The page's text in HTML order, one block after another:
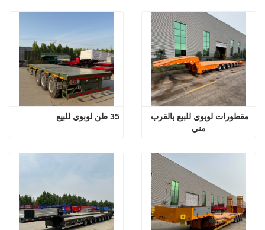
35 طن لوبوي للبيع
مني